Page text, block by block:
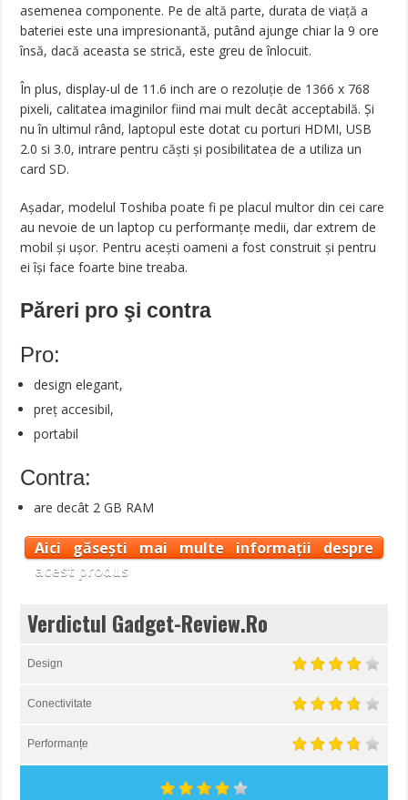
asemenea componente. Pe de altă parte, durata de viaţă a
bateriei este una impresionantă, putând ajunge chiar la 9 ore
însă, dacă aceasta se strică, este greu de înlocuit.
În plus, display-ul de 11.6 inch are o rezoluţie de 1366 x 768
pixeli, calitatea imaginilor fiind mai mult decât acceptabilă. Şi
nu în ultimul rând, laptopul este dotat cu porturi HDMI, USB
2.0 si 3.0, intrare pentru căşti şi posibilitatea de a utiliza un
card SD.
Aşadar, modelul Toshiba poate fi pe placul multor din cei care
au nevoie de un laptop cu performanţe medii, dar extrem de
mobil şi uşor. Pentru aceşti oameni a fost construit şi pentru
ei îşi face foarte bine treaba.
Păreri pro şi contra
Pro:
design elegant,
preț accesibil,
portabil
Contra:
are decât 2 GB RAM
Aici găsești mai multe informații despre
acest produs
Verdictul Gadget-Review.Ro
Design
Conectivitate
Performanțe